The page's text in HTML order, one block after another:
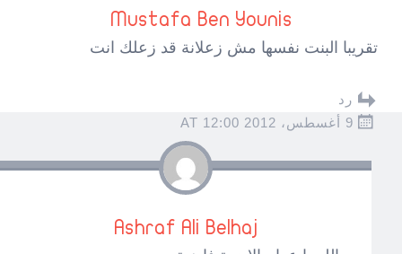
Mustafa Ben Younis
تقريبا البنت نفسها مش زعلانة قد زعلك انت
رد
9 أغسطس، 2012 AT 12:00
Ashraf Ali Belhaj